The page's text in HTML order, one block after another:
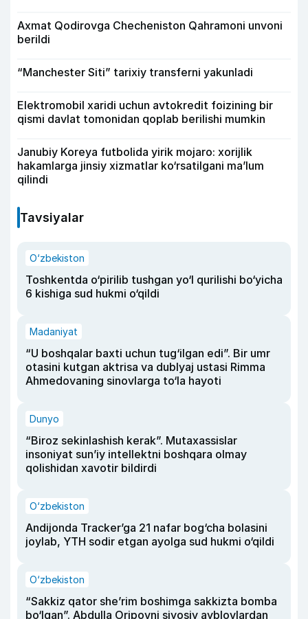
Axmat Qodirovga Checheniston Qahramoni unvoni
berildi
“Manchester Siti” tarixiy transferni yakunladi
Elektromobil xaridi uchun avtokredit foizining bir
qismi davlat tomonidan qoplab berilishi mumkin
Janubiy Koreya futbolida yirik mojaro: xorijlik
hakamlarga jinsiy xizmatlar ko‘rsatilgani ma’lum
qilindi
Tavsiyalar
O‘zbekiston
Toshkentda o‘pirilib tushgan yo‘l qurilishi bo‘yicha
6 kishiga sud hukmi o‘qildi
Madaniyat
“U boshqalar baxti uchun tug‘ilgan edi”. Bir umr
otasini kutgan aktrisa va dublyaj ustasi Rimma
Ahmedovaning sinovlarga to‘la hayoti
Dunyo
“Biroz sekinlashish kerak”. Mutaxassislar
insoniyat sun’iy intellektni boshqara olmay
qolishidan xavotir bildirdi
O‘zbekiston
Andijonda Tracker’ga 21 nafar bog‘cha bolasini
joylab, YTH sodir etgan ayolga sud hukmi o‘qildi
O‘zbekiston
“Sakkiz qator she’rim boshimga sakkizta bomba
bo‘lgan”. Abdulla Oripovni siyosiy ayblovlardan